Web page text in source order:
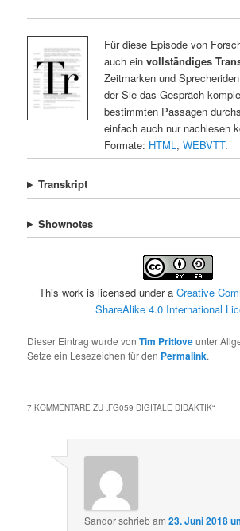
Für diese Episode von
auch ein vollständiges
Zeitmarken und
der Sie das Gespräch
bestimmten Passagen
einfach auch nur nachlesen
Formate: HTML , WEBVTT.
Transkript
Shownotes
This work is licensed under a Creative
ShareAlike 4.0 International
Dieser Eintrag wurde vonTim Pritloveunter
Setze ein Lesezeichen für den Permalink.
7 KOMMENTARE ZU „FG059 DIGITALE DIDAKTIK“
Sandorschriebam23. Juni 2018